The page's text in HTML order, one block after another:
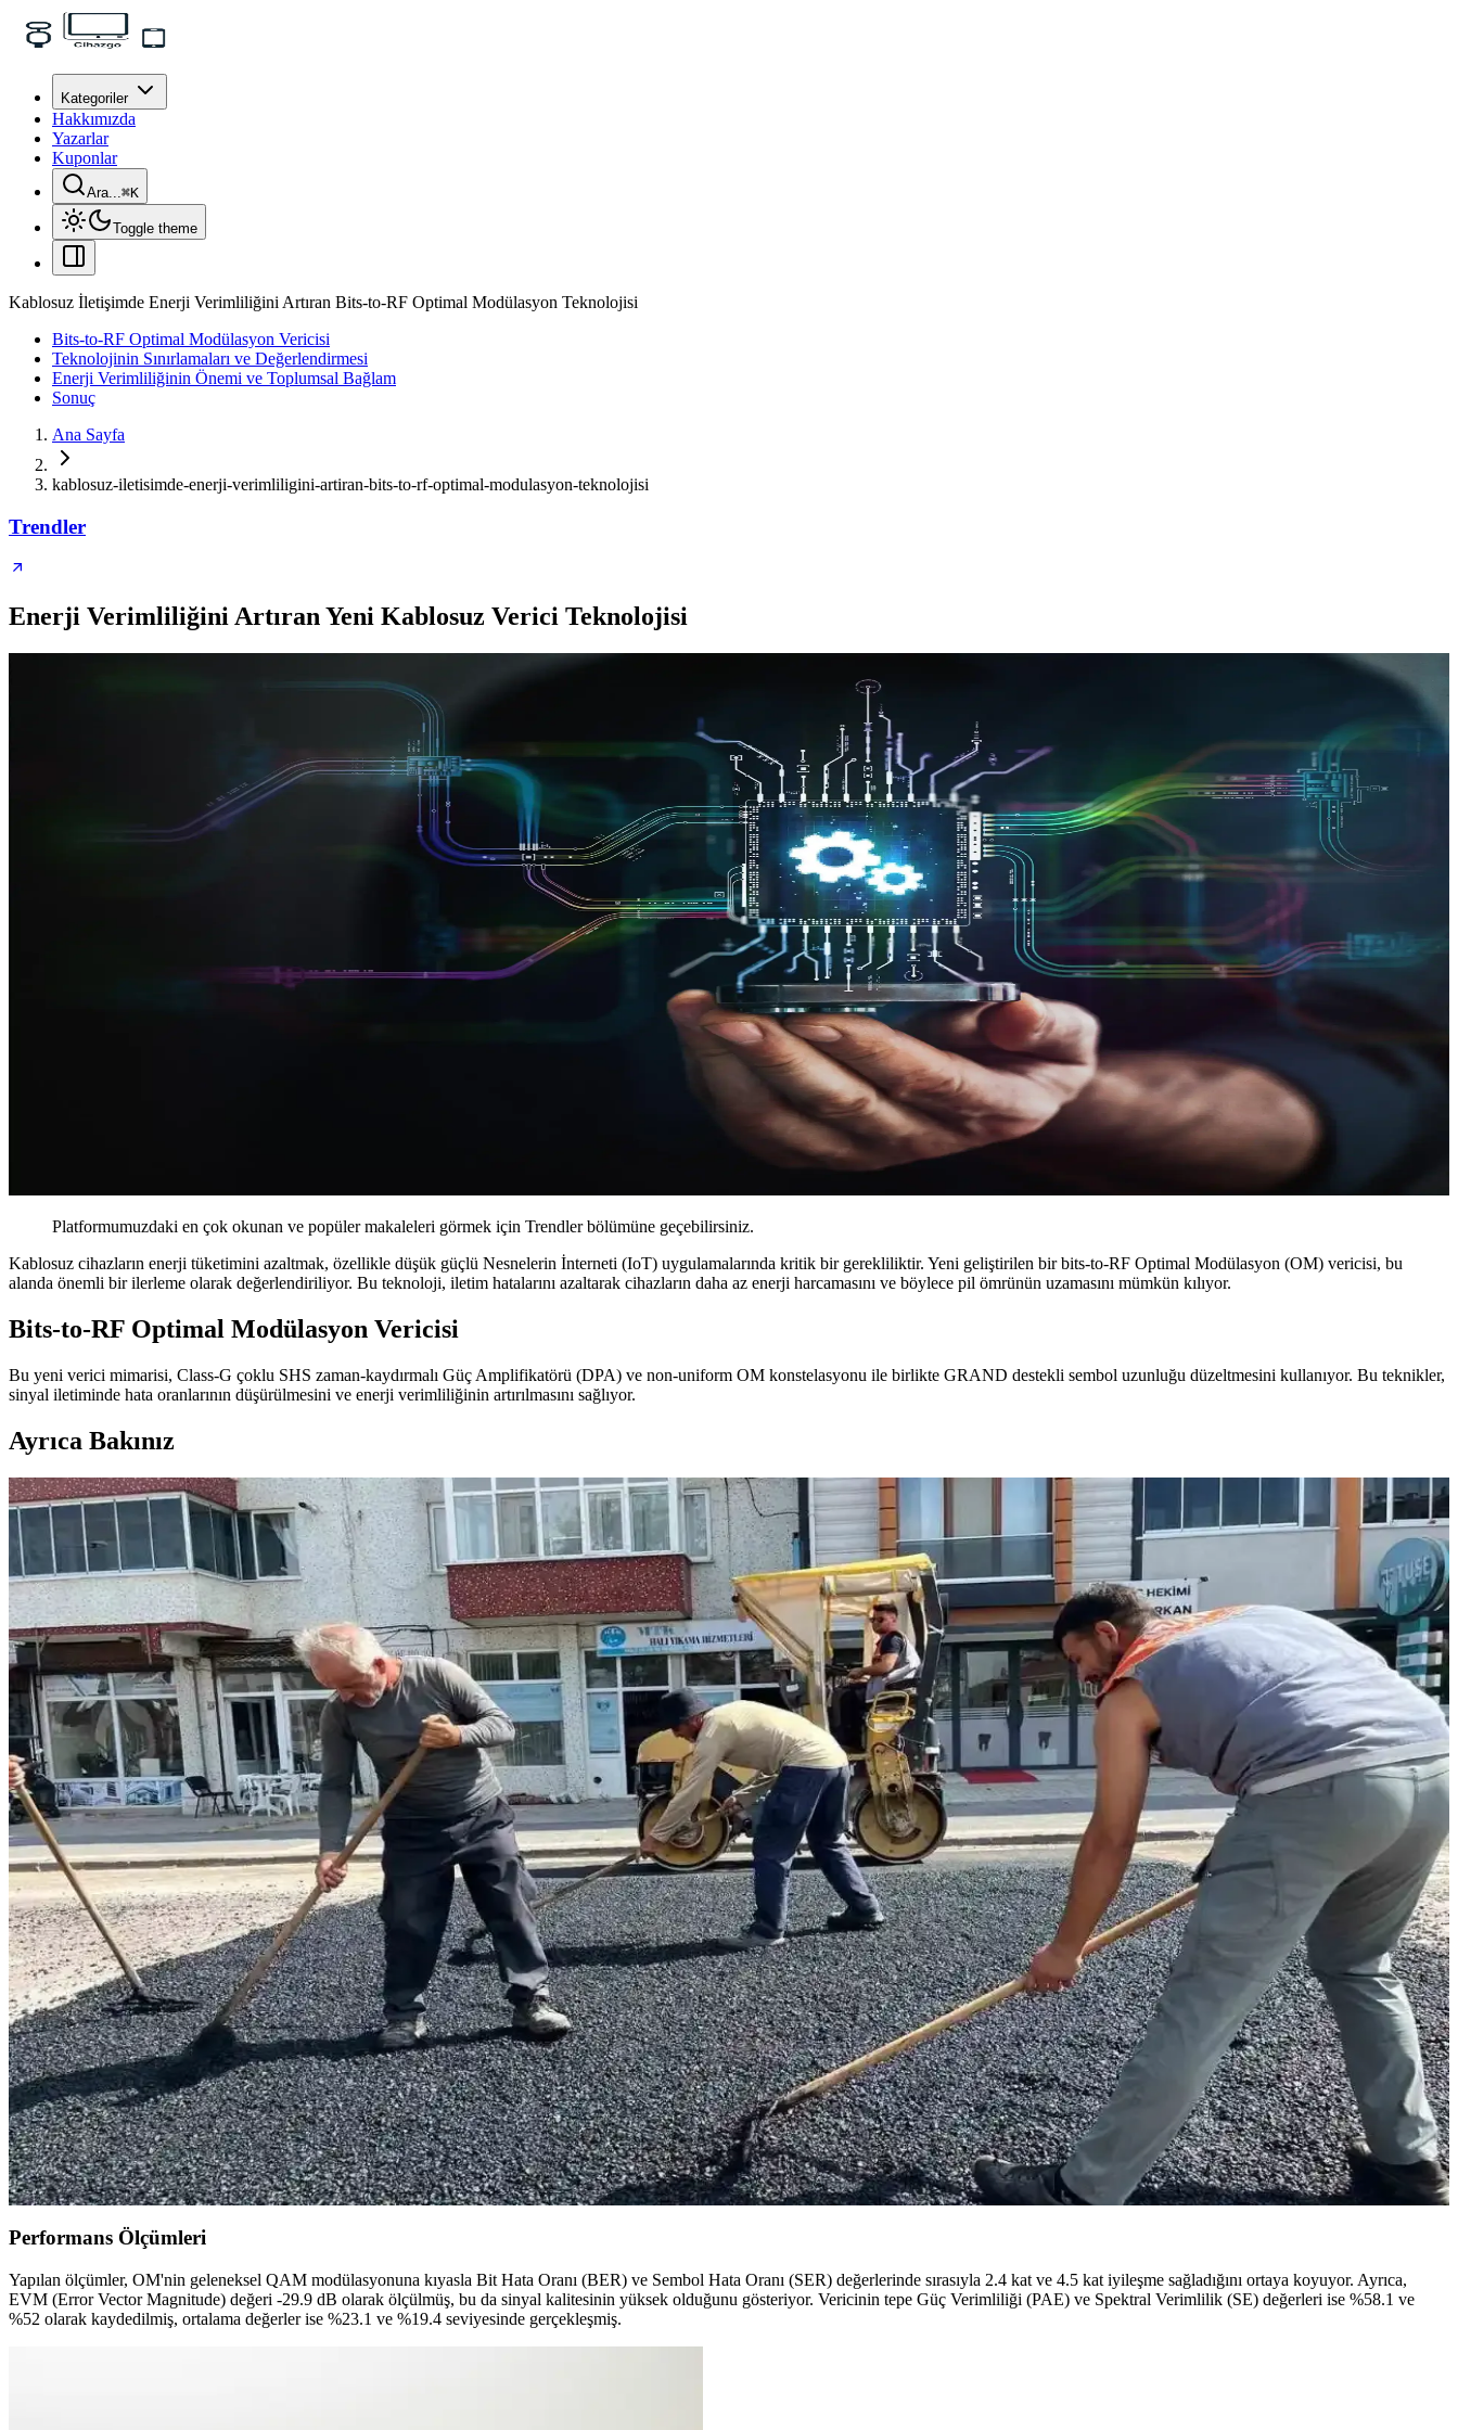
Kategoriler
Hakkımızda
Yazarlar
Kuponlar
Ara...⌘K
Toggle theme
Kablosuz İletişimde Enerji Verimliliğini Artıran Bits-to-RF Optimal Modülasyon Teknolojisi
Bits-to-RF Optimal Modülasyon Vericisi
Teknolojinin Sınırlamaları ve Değerlendirmesi
Enerji Verimliliğinin Önemi ve Toplumsal Bağlam
Sonuç
Ana Sayfa
kablosuz-iletisimde-enerji-verimliligini-artiran-bits-to-rf-optimal-modulasyon-teknolojisi
Trendler
Enerji Verimliliğini Artıran Yeni Kablosuz Verici Teknolojisi
Platformumuzdaki en çok okunan ve popüler makaleleri görmek için Trendler bölümüne geçebilirsiniz.
Kablosuz cihazların enerji tüketimini azaltmak, özellikle düşük güçlü Nesnelerin İnterneti (IoT) uygulamalarında kritik bir gerekliliktir. Yeni geliştirilen bir bits-to-RF Optimal Modülasyon (OM) vericisi, bu
alanda önemli bir ilerleme olarak değerlendiriliyor. Bu teknoloji, iletim hatalarını azaltarak cihazların daha az enerji harcamasını ve böylece pil ömrünün uzamasını mümkün kılıyor.
Bits-to-RF Optimal Modülasyon Vericisi
Bu yeni verici mimarisi, Class-G çoklu SHS zaman-kaydırmalı Güç Amplifikatörü (DPA) ve non-uniform OM konstelasyonu ile birlikte GRAND destekli sembol uzunluğu düzeltmesini kullanıyor. Bu teknikler,
sinyal iletiminde hata oranlarının düşürülmesini ve enerji verimliliğinin artırılmasını sağlıyor.
Ayrıca Bakınız
Kablosuz İletişimde Enerji Verimliliğini Artıran Bits-to-RF Optimal Modülasyon Teknolojisi
Bits-to-RF Optimal Modülasyon vericisi, kablosuz iletişimde iletim hatalarını azaltarak enerji verimliliğini artırıyor ve pil ömrünü uzatıyor. IoT cihazları için önemli bir gelişme sunuyor.
Sürekli Uyarı Veren Airfryer Modelleri ve Teknolojik Alternatif Çözümler
Bazı airfryer modelleri pişirme tamamlandığında sürekli bip sesi verirken, uygulama ve akıllı ev entegrasyonları bu uyarı eksikliğini tamamlıyor. Alternatif çözümler ve güvenlik değerlendirmeleri de ele alınıyor.
Gelecekte Öne Çıkacak ve Az Bilinen Niş Teknolojiler ve Altyapıları
Yapay zekâ dışındaki niş teknolojiler, enerji depolama, su mühendisliği, biyoyapım ve siber-fiziksel güvenlik gibi alanlarda toplumsal ve ekonomik dönüşümler yaratacak. Bu altyapılar geleceğin temelini
oluşturuyor.
1965 Westinghouse PTAC Klima Ünitesi: Teknik Özellikler ve Dayanıklılık İncelemesi
1965 Westinghouse PTAC klima ünitesi, 9000 BTU kapasite ve 11.2 EER verimlilikle dayanıklılığı ve reciprocating kompresör teknolojisiyle öne çıkıyor. Mekanik olarak sağlam ancak kozmetik hasarlı.
Birleşik Krallık'ta Nem Alma Cihazlarının Kullanım Süresi ve Etkinliği Üzerine İnceleme
Birleşik Krallık'ta nem alma cihazlarının sürekli çalıştırılması, evdeki nem kontrolü için önemlidir. Cihaz kapasitesi, evin izolasyonu ve enerji tüketimi kullanım süresini etkiler.
Doğal Taş Bileklikler: Estetik ve Enerji Dengeleyici Özellikleriyle Geniş Kullanım Alanları
Doğal taş bileklikler, estetik görünüm ve enerji faydalarıyla öne çıkar. Ametist, akik, labradorit ve oniks gibi taşlar, takı ve dekorasyonda kullanılır, kişisel denge ve koruma sağlar.
Gazlı ve İndüksiyonlu Mutfak Ocaklarının Avantajları, Dezavantajları ve Seçim Kriterleri
Gazlı ve indüksiyonlu ocakların avantajları ve dezavantajları, sağlık etkileri, enerji verimliliği ve kullanım kolaylığı açısından karşılaştırıldı. Seçim yaparken mutfak altyapısı ve pişirme alışkanlıkları önemlidir.
Avrupa'da Nemlendirici Seçimi: Modellerin Performans, Bakım ve Enerji Tüketimi Analizi
Avrupa'da nemlendirici seçimi, modellerin performansı, bakım gereksinimleri ve enerji tüketimi gibi kriterlere göre değerlendiriliyor. Stadler Form, Boneco, Venta ve Levoit modellerinin avantajları ve
dezavantajları inceleniyor.
Performans Ölçümleri
Yapılan ölçümler, OM'nin geleneksel QAM modülasyonuna kıyasla Bit Hata Oranı (BER) ve Sembol Hata Oranı (SER) değerlerinde sırasıyla 2.4 kat ve 4.5 kat iyileşme sağladığını ortaya koyuyor. Ayrıca,
EVM (Error Vector Magnitude) değeri -29.9 dB olarak ölçülmüş, bu da sinyal kalitesinin yüksek olduğunu gösteriyor. Vericinin tepe Güç Verimliliği (PAE) ve Spektral Verimlilik (SE) değerleri ise %58.1 ve
%52 olarak kaydedilmiş, ortalama değerler ise %23.1 ve %19.4 seviyesinde gerçekleşmiş.